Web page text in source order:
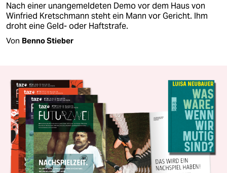
Nach einer unangemeldeten Demo vor dem Haus von
Winfried Kretschmann steht ein Mann vor Gericht. Ihm
droht eine Geld- oder Haftstrafe.
Von Benno Stieber